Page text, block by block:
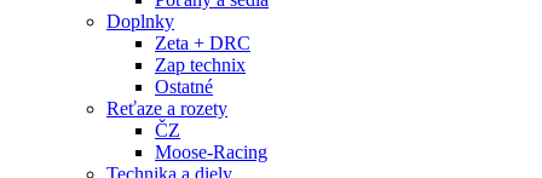
Doplnky
Zeta + DRC
Zap technix
Ostatné
Reťaze a rozety
ČZ
Moose-Racing
Technika a diely